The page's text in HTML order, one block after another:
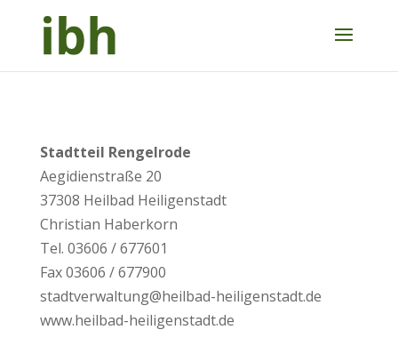
Stadtteil Rengelrode
Aegidienstraße 20
37308 Heilbad Heiligenstadt
Christian Haberkorn
Tel. 03606 / 677601
Fax 03606 / 677900
stadtverwaltung@heilbad-heiligenstadt.de
www.heilbad-heiligenstadt.de